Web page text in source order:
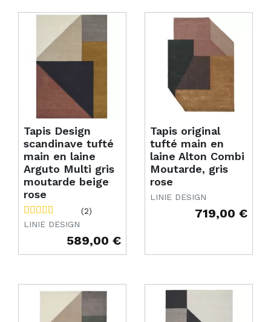
Tapis Design
scandinave tufté
main en laine
Arguto Multi gris
moutarde beige
rose
(2)
LINIE DESIGN
589,00 €
Tapis original
tufté main en
laine Alton Combi
Moutarde, gris
rose
LINIE DESIGN
719,00 €